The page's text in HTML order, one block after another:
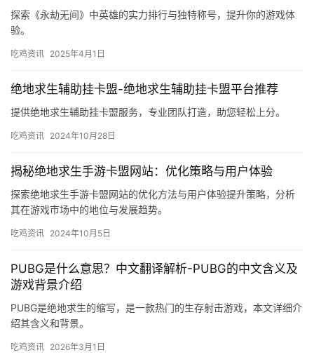
探索《永劫无间》中英雄的实力排行与独特称号，提升你的游戏体
验。
吃鸡资讯 2025年4月1日
绝地求生辅助挂卡盟-绝地求生辅助挂卡盟平台推荐
提供绝地求生辅助挂卡盟服务，专业团队打造，助您轻松上分。
吃鸡资讯 2024年10月28日
揭秘绝地求生手游卡盟网站：优化策略与用户体验
探索绝地求生手游卡盟网站的优化方法与用户体验提升策略，分析
其在游戏市场中的地位与发展趋势。
吃鸡资讯 2024年10月5日
PUBG是什么意思？中文翻译解析-PUBG的中文含义及
游戏背景介绍
PUBG是绝地求生的缩写，是一款热门的生存射击游戏，本文详细介
绍其含义和背景。
吃鸡资讯 2026年3月1日